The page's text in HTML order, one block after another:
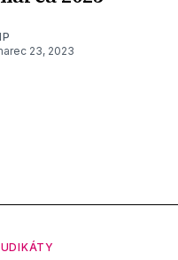
23, 2023